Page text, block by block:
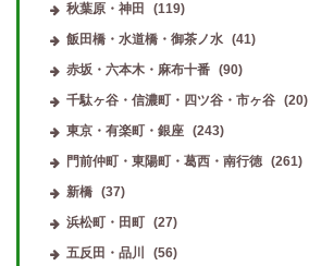
秋葉原・神田
(119)
飯田橋・水道橋・御茶ノ水
(41)
赤坂・六本木・麻布十番
(90)
千駄ヶ谷・信濃町・四ツ谷・市ヶ谷
(20)
東京・有楽町・銀座
(243)
門前仲町・東陽町・葛西・南行徳
(261)
新橋
(37)
浜松町・田町
(27)
五反田・品川
(56)